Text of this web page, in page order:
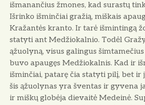
išmanančius žmones, kad surastų
Išrinko išminčiai gražią, miškais
Kražantės kranto. Ir tarė išmintingą
statyti ant Medžiokalnio. Todėl
ąžuolyną, visus galingus
buvo apaugęs Medžiokalnis. Kad ir
išminčiai, patarę čia statyti pilį, bet ir
šis ąžuolynas yra šventas ir gyvena
ir miškų globėja dievaitė Medeinė.